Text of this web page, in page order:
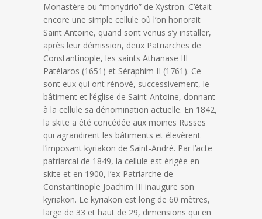
Monastère ou “monydrio” de Xystron. C’était
encore une simple cellule où l’on honorait
Saint Antoine, quand sont venus s’y installer,
après leur démission, deux Patriarches de
Constantinople, les saints Athanase III
Patélaros (1651) et Séraphim II (1761). Ce
sont eux qui ont rénové, successivement, le
bâtiment et l’église de Saint-Antoine, donnant
à la cellule sa dénomination actuelle. En 1842,
la skite a été concédée aux moines Russes
qui agrandirent les bâtiments et élevèrent
l’imposant kyriakon de Saint-André. Par l’acte
patriarcal de 1849, la cellule est érigée en
skite et en 1900, l’ex-Patriarche de
Constantinople Joachim III inaugure son
kyriakon. Le kyriakon est long de 60 mètres,
large de 33 et haut de 29, dimensions qui en